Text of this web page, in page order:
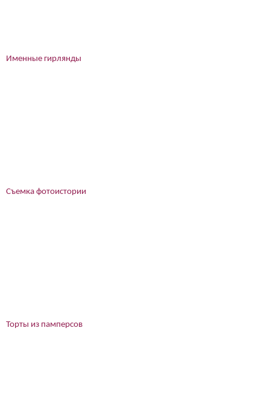
Именные гирлянды
Съемка фотоистории
Торты из памперсов